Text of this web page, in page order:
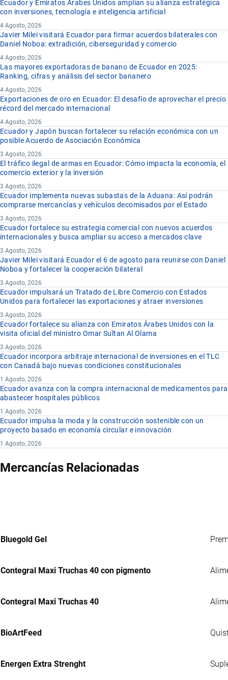
Ecuador y Emiratos Árabes Unidos amplían su alianza estratégica
con inversiones, tecnología e inteligencia artificial
4 Agosto, 2026
Javier Milei visitará Ecuador para firmar acuerdos bilaterales con
Daniel Noboa: extradición, ciberseguridad y comercio
4 Agosto, 2026
Las mayores exportadoras de banano de Ecuador en 2025:
Ranking, cifras y análisis del sector bananero
4 Agosto, 2026
Exportaciones de oro en Ecuador: El desafío de aprovechar el precio
récord del mercado internacional
4 Agosto, 2026
Ecuador y Japón buscan fortalecer su relación económica con un
posible Acuerdo de Asociación Económica
3 Agosto, 2026
El tráfico ilegal de armas en Ecuador: Cómo impacta la economía, el
comercio exterior y la inversión
3 Agosto, 2026
Ecuador implementa nuevas subastas de la Aduana: Así podrán
comprarse mercancías y vehículos decomisados por el Estado
3 Agosto, 2026
Ecuador fortalece su estrategia comercial con nuevos acuerdos
internacionales y busca ampliar su acceso a mercados clave
3 Agosto, 2026
Javier Milei visitará Ecuador el 6 de agosto para reunirse con Daniel
Noboa y fortalecer la cooperación bilateral
3 Agosto, 2026
Ecuador impulsará un Tratado de Libre Comercio con Estados
Unidos para fortalecer las exportaciones y atraer inversiones
3 Agosto, 2026
Ecuador fortalece su alianza con Emiratos Árabes Unidos con la
visita oficial del ministro Omar Sultan Al Olama
3 Agosto, 2026
Ecuador incorpora arbitraje internacional de inversiones en el TLC
con Canadá bajo nuevas condiciones constitucionales
1 Agosto, 2026
Ecuador avanza con la compra internacional de medicamentos para
abastecer hospitales públicos
1 Agosto, 2026
Ecuador impulsa la moda y la construcción sostenible con un
proyecto basado en economía circular e innovación
1 Agosto, 2026
Mercancías Relacionadas
Bluegold Gel
Contegral Maxi Truchas 40 con pigmento
Contegral Maxi Truchas 40
BioArtFeed
Energen Extra Strenght